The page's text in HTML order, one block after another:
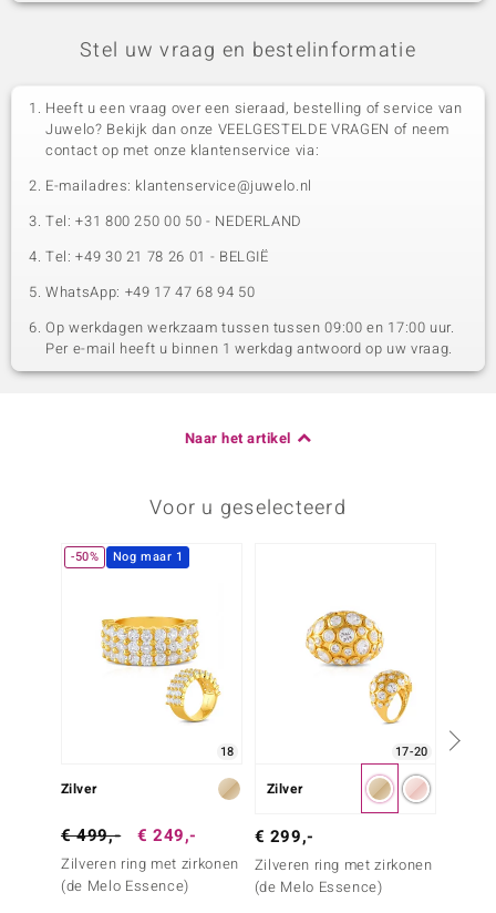
Stel uw vraag en bestelinformatie
Heeft u een vraag over een sieraad, bestelling of service van
Juwelo? Bekijk dan onze VEELGESTELDE VRAGEN of neem
contact op met onze klantenservice via:
E-mailadres: klantenservice@juwelo.nl
Tel: +31 800 250 00 50 - NEDERLAND
Tel: +49 30 21 78 26 01 - BELGIË
WhatsApp: +49 17 47 68 94 50
Op werkdagen werkzaam tussen tussen 09:00 en 17:00 uur.
Per e-mail heeft u binnen 1 werkdag antwoord op uw vraag.
Naar het artikel
Voor u geselecteerd
-50% Nog maar 1
18
Zilver
€ 499,- € 249,-
Zilveren ring met zirkonen
(de Melo Essence)
17-20
Zilver
€ 299,-
Zilveren ring met zirkonen
(de Melo Essence)